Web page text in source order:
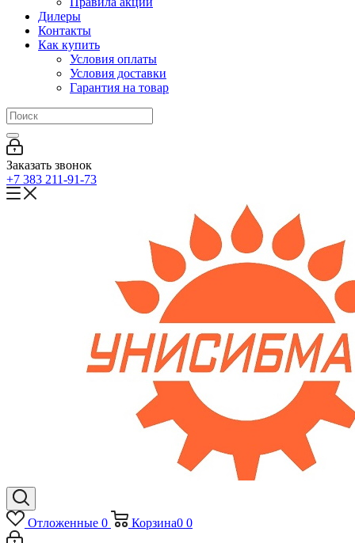
Дилеры
Контакты
Как купить
Условия оплаты
Условия доставки
Гарантия на товар
Заказать звонок
+7 383 211-91-73
Отложенные 0 Корзина0 0